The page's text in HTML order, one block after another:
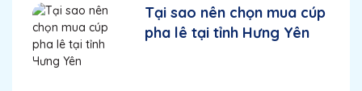
Tại sao nên chọn mua cúp
pha lê tại tỉnh Hưng Yên